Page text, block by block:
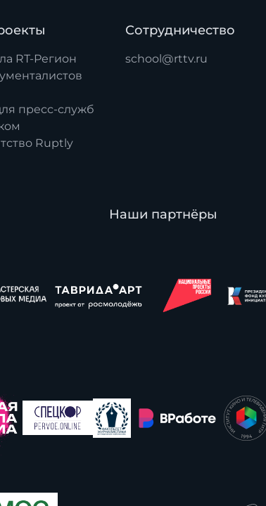
RT-Регион
пресс-служб
Ruptly
Сотрудничество
school@rttv.ru
Наши партнёры